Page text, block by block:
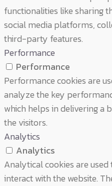
functionalities like sharing
social media platforms,
third-party features.
Performance
Performance
Performance cookies are
analyze the key
which helps in delivering a
the visitors.
Analytics
Analytics
Analytical cookies are
interact with the website.